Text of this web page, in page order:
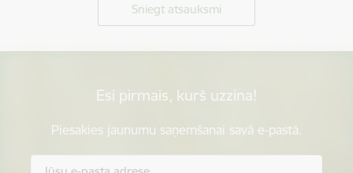
Sniegt atsauksmi
Esi pirmais, kurš uzzina!
Piesakies jaunumu saņemšanai savā e-pastā.